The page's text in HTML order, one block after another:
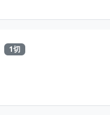
1切